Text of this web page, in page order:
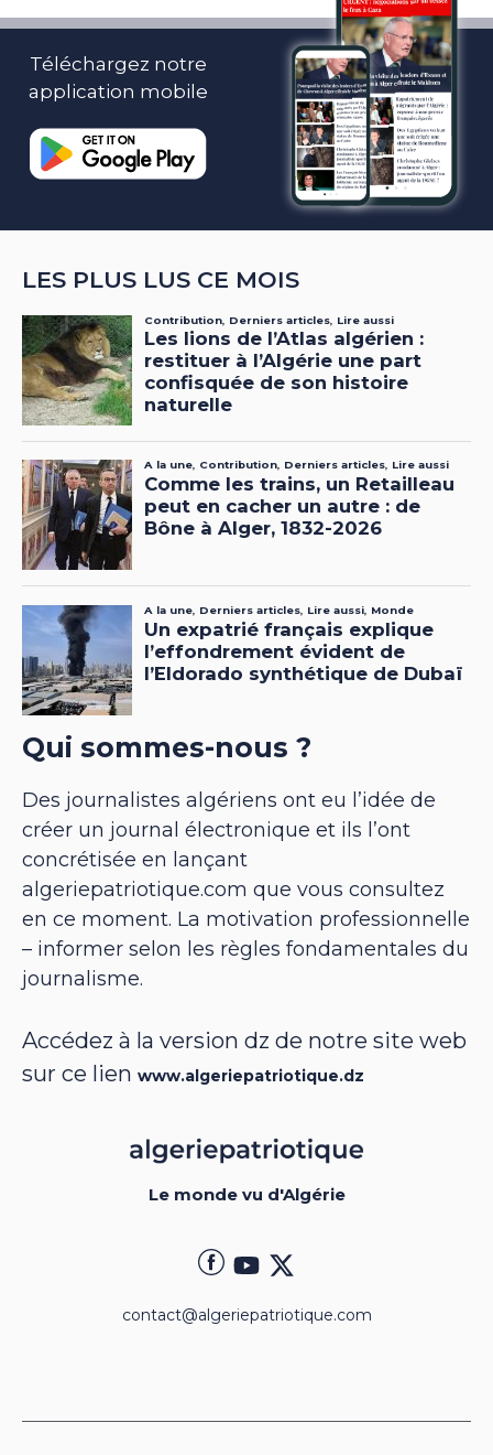
Téléchargez notre
application mobile
LES PLUS LUS CE MOIS
Qui sommes-nous ?
Des journalistes algériens ont eu l’idée de
créer un journal électronique et ils l’ont
concrétisée en lançant
algeriepatriotique.com que vous consultez
en ce moment. La motivation professionnelle
– informer selon les règles fondamentales du
journalisme.
Accédez à la version dz de notre site web
sur ce lien www.algeriepatriotique.dz
Le monde vu d'Algérie
contact@algeriepatriotique.com